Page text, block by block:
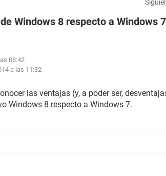
Windows 8 respecto a Windows
08:42
a las 11:32
las ventajas (y, a poder ser,
Windows 8 respecto a Windows 7.